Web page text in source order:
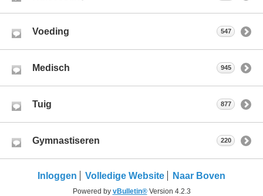
Voeding 547
Medisch 945
Tuig 877
Gymnastiseren 220
Inloggen Volledige Website Naar Boven
Powered by vBulletin®Version 4.2.3